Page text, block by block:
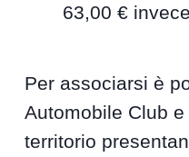
63,00 €
Per associarsi è
Automobile Club
territorio